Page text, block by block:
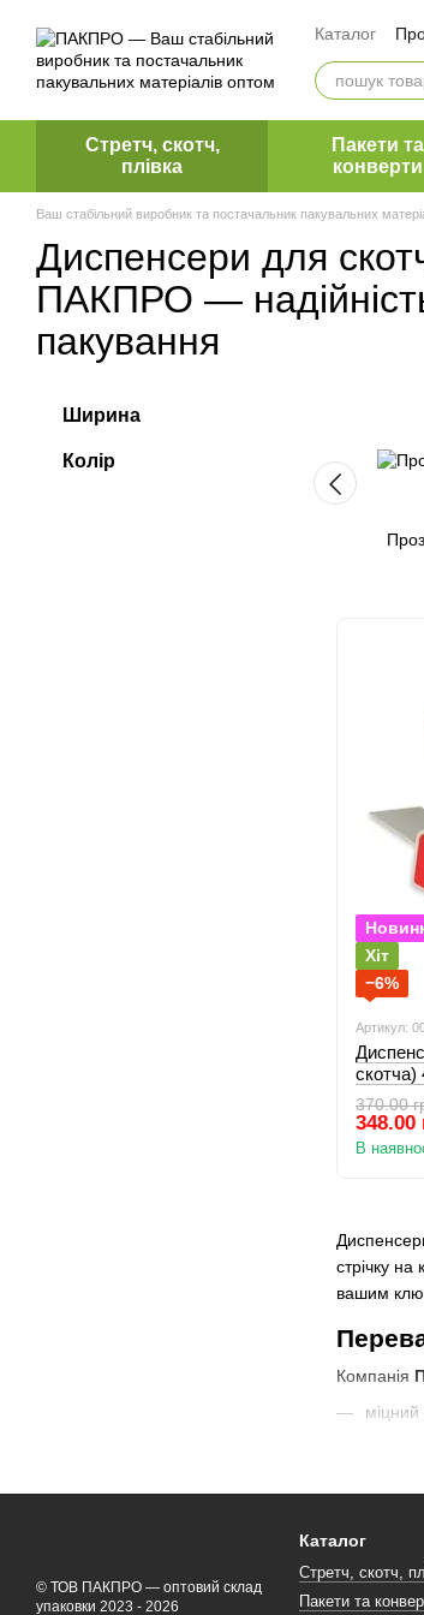
Каталог
Оплата і
Обмін та
Блог ПакПро
Стретч, скотч,
плівка
Пакети та
конверти
Ваш стабільний виробник та постачальник пакувальних
Диспенсери для
ПАКПРО —
пакування
стрічку
вашим
Компанія
Хіт
−6%
Артикул:
370.00
348.00
В
Ширина
Колір
© ТОВ ПАКПРО — оптовий склад
упаковки 2023 - 2026
Каталог
Стретч, скотч,
Пакети та